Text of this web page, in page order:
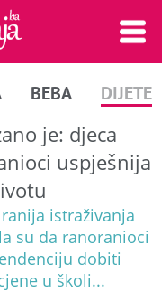
BEBA DIJETE
je: djeca
uspješnija
istraživanja
su da ranoranioci
dobiti
u školi...